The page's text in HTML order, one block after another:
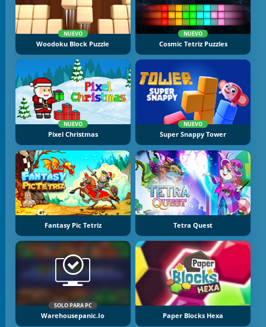
NUEVO
Woodoku Block Puzzle
NUEVO
Cosmic Tetriz Puzzles
NUEVO
Pixel Christmas
NUEVO
Super Snappy Tower
Fantasy Pic Tetriz Tetra Quest
SOLO PARA PC
Warehousepanic.io Paper Blocks Hexa